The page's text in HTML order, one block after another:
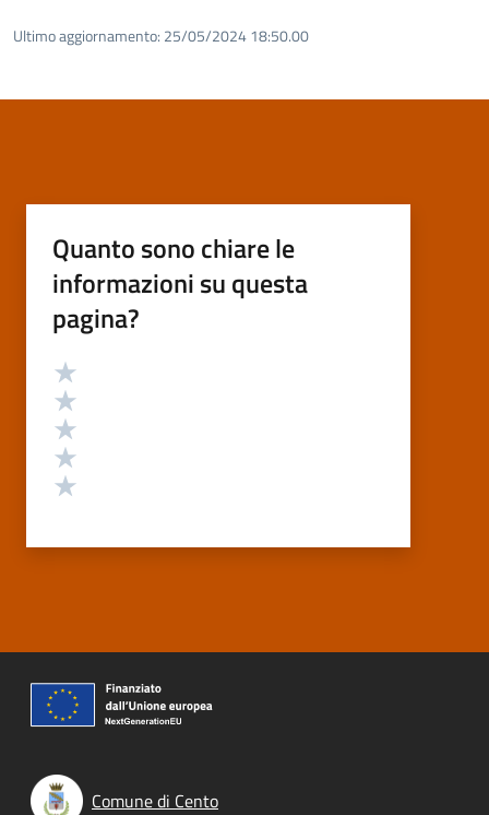
Ultimo aggiornamento: 25/05/2024 18:50.00
Quanto sono chiare le
informazioni su questa
pagina?
Valutazione
Comune di Cento